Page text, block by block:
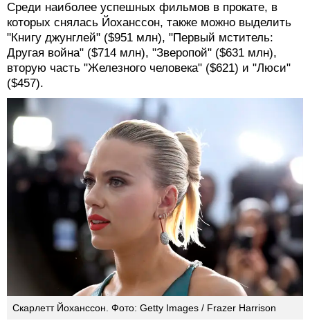
Среди наиболее успешных фильмов в прокате, в
которых снялась Йоханссон, также можно выделить
"Книгу джунглей" ($951 млн), "Первый мститель:
Другая война" ($714 млн), "Зверопой" ($631 млн),
вторую часть "Железного человека" ($621) и "Люси"
($457).
Скарлетт Йоханссон. Фото: Getty Images / Frazer Harrison